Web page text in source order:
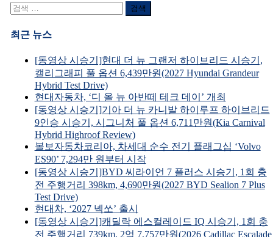
검
어:
최근 뉴스
[동영상 시승기]현대 더 뉴 그랜저 하이브리드 시승기,
캘리그래피 풀 옵션 6,439만원(2027 Hyundai Grandeur
Hybrid Test Drive)
현대자동차, ‘디 올 뉴 아반떼 테크 데이’ 개최
[동영상 시승기]기아 더 뉴 카니발 하이루프 하이브리드
9인승 시승기, 시그니처 풀 옵션 6,711만원(Kia Carnival
Hybrid Highroof Review)
볼보자동차코리아, 차세대 순수 전기 플래그십 ‘Volvo
ES90’ 7,294만 원부터 시작
[동영상 시승기]BYD 씨라이언 7 플러스 시승기, 1회 충
전 주행거리 398km, 4,690만원(2027 BYD Sealion 7 Plus
Test Drive)
현대차, ‘2027 넥쏘’ 출시
[동영상 시승기]캐딜락 에스컬레이드 IQ 시승기, 1회 충
전 주행거리 739km, 2억 7,757만원(2026 Cadillac Escalade